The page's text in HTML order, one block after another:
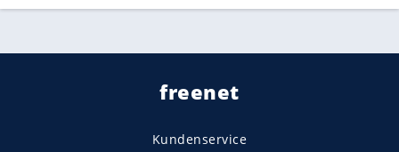
freenet
Kundenservice